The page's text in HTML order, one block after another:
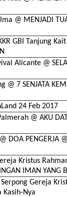
@ MENJADI
GBI Tanjung
Alicante @
7 SENJATA
24 Feb 2017
@ AKU
DOA PENGERJA
Kristus
IMAN YANG
Gereja
Kasih-Nya